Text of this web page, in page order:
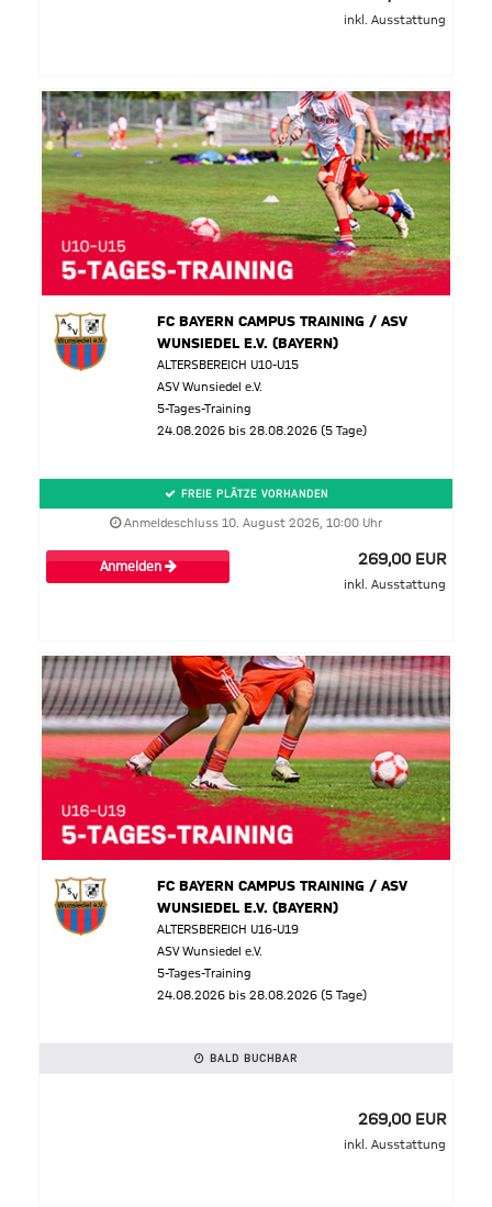
inkl. Ausstattung
FC BAYERN CAMPUS TRAINING / ASV
WUNSIEDEL E.V. (BAYERN)
ALTERSBEREICH U10-U15
ASV Wunsiedel e.V.
5-Tages-Training
24.08.2026 bis 28.08.2026 (5 Tage)
FREIE PLÄTZE VORHANDEN
Anmeldeschluss 10. August 2026, 10:00 Uhr
Anmelden 269,00 EUR
inkl. Ausstattung
FC BAYERN CAMPUS TRAINING / ASV
WUNSIEDEL E.V. (BAYERN)
ALTERSBEREICH U16-U19
ASV Wunsiedel e.V.
5-Tages-Training
24.08.2026 bis 28.08.2026 (5 Tage)
BALD BUCHBAR
269,00 EUR
inkl. Ausstattung